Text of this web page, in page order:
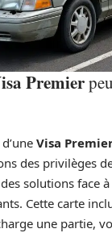
Premier
Visa
des privilèges
solutions face
Cette carte
une partie,